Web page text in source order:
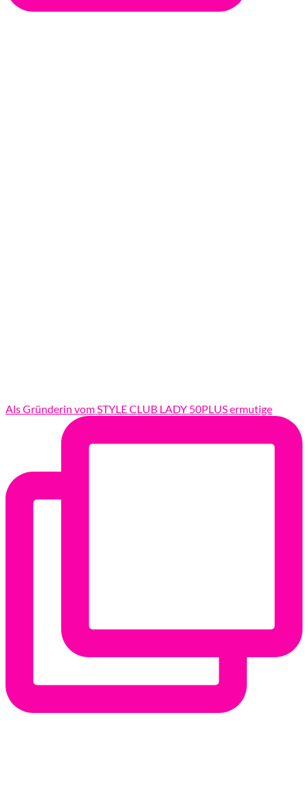
Als Gründerin vom STYLE CLUB LADY 50PLUS ermutige